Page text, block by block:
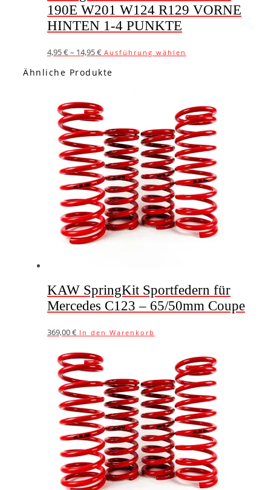
190E W201 W124 R129 VORNE
HINTEN 1-4 PUNKTE
4,95€– 14,95€ Ausführung wählen
auf.
Die
Optionen
können
auf
der
Produktseite
gewählt
werden
Ähnliche Produkte
KAW SpringKit Sportfedern für
Mercedes C123 – 65/50mm Coupe
369,00€ In den Warenkorb